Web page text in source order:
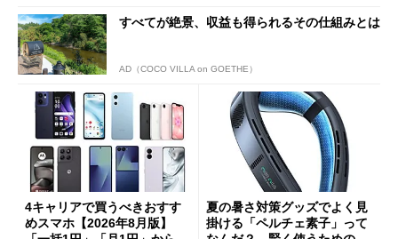
すべてが絶景、収益も得られるその仕組みとは
AD（COCO VILLA on GOETHE）
4キャリアで買うべきおすす
めスマホ【2026年8月版】
夏の暑さ対策グッズでよく見
掛ける「ペルチェ素子」って